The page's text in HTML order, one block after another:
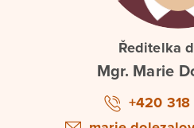
Ředitelka
Mgr. Marie
+420